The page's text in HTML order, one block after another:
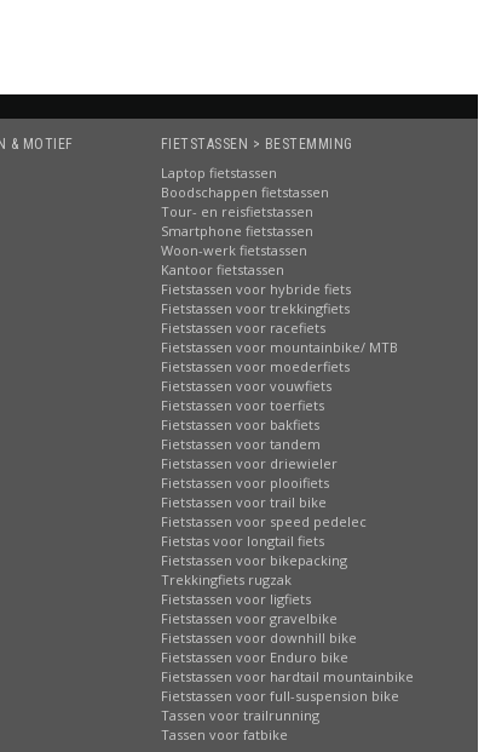
& MOTIEF FIETSTASSEN > BESTEMMING
Laptop fietstassen
Boodschappen fietstassen
Tour- en reisfietstassen
Smartphone fietstassen
Woon-werk fietstassen
Kantoor fietstassen
Fietstassen voor hybride fiets
Fietstassen voor trekkingfiets
Fietstassen voor racefiets
Fietstassen voor mountainbike/ MTB
Fietstassen voor moederfiets
Fietstassen voor vouwfiets
Fietstassen voor toerfiets
Fietstassen voor bakfiets
Fietstassen voor tandem
Fietstassen voor driewieler
Fietstassen voor plooifiets
Fietstassen voor trail bike
Fietstassen voor speed pedelec
Fietstas voor longtail fiets
Fietstassen voor bikepacking
Trekkingfiets rugzak
Fietstassen voor ligfiets
Fietstassen voor gravelbike
Fietstassen voor downhill bike
Fietstassen voor Enduro bike
Fietstassen voor hardtail mountainbike
Fietstassen voor full-suspension bike
Tassen voor trailrunning
Tassen voor fatbike